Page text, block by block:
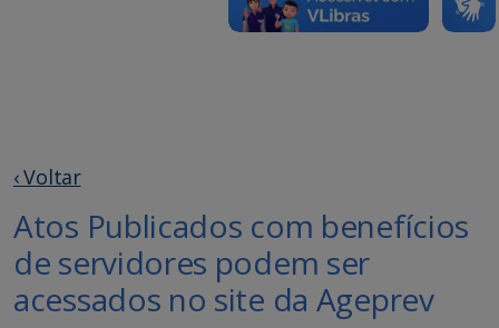
‹ Voltar
Atos Publicados com benefícios
de servidores podem ser
acessados no site da Ageprev